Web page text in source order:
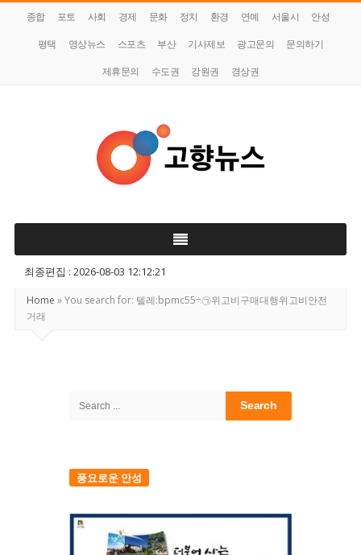
종합 포토 사회 경제 문화 정치 환경 연예 서울시
안성
평택
영상뉴스 스포츠 부산 기사제보 광고문의
문의하기
제휴문의
수도권 강원권 경상권
향
뉴
스
최종편집 : 2026-08-03 12:12:21
Home »You search for: 텔레:bpmc55÷㉠위고비구매대행위고비안전
거래
Search
풍요로운 안성